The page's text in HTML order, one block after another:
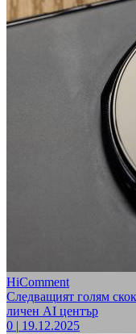
HiComment
Следващият голям
личен AI център
0 | 19.12.2025